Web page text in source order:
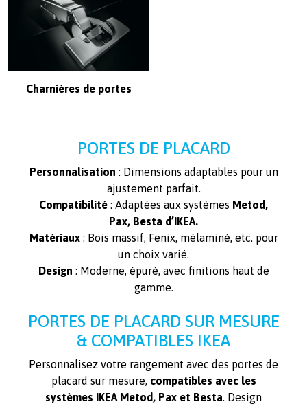
Charnières de portes
PORTES DE PLACARD
Personnalisation : Dimensions adaptables pour un
ajustement parfait.
Compatibilité : Adaptées aux systèmes Metod,
Pax, Besta d’IKEA.
Matériaux: Bois massif, Fenix, mélaminé, etc. pour
un choix varié.
Design : Moderne, épuré, avec finitions haut de
gamme.
PORTES DE PLACARD SUR MESURE
& COMPATIBLES IKEA
Personnalisez votre rangement avec des portes de
placard sur mesure, compatibles avec les
systèmes IKEA Metod, Pax et Besta . Design